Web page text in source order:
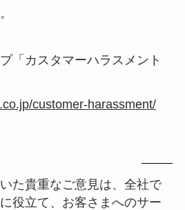
「カスタマーハラスメント
customer-harassment/
た貴重なご意見は、全社で
役立て、お客さまへのサー